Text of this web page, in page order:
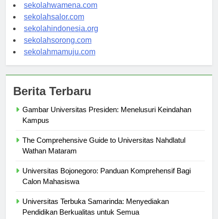
sekolahnabire.com
sekolahwamena.com
sekolahsalor.com
sekolahindonesia.org
sekolahsorong.com
Gambar Universitas Presiden: Menelusuri Keindahan
The Comprehensive Guide to Universitas Nahdlatul
Universitas Bojonegoro: Panduan Komprehensif Bagi
Universitas Terbuka Samarinda: Menyediakan